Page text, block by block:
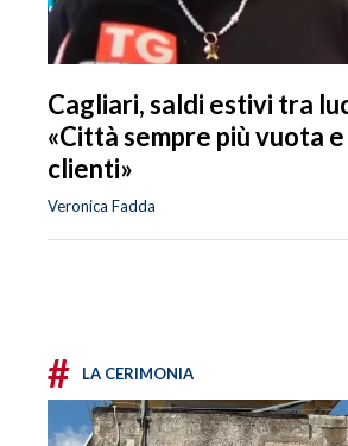
Cagliari, saldi estivi tra
«Città sempre più vuota
clienti»
Veronica Fadda
# LA CERIMONIA